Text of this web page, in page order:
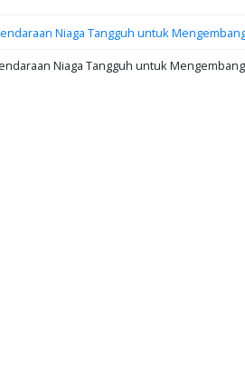
Niaga Tangguh untuk
Niaga Tangguh untuk